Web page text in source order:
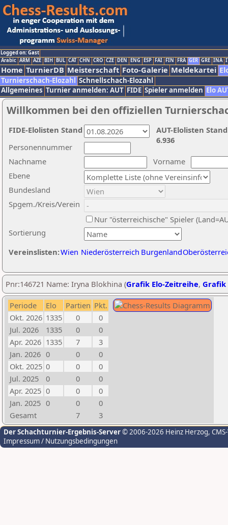
Logged on: Gast
Arabic ARM AZE BIH BUL CAT CHN CRO CZE DEN ENG ESP FAI FIN FRA GER GRE INA
Home TurnierDB Meisterschaft Foto-Galerie Meldekartei
Turnierschach-Elozahl Schnellschach-Elozahl
Allgemeines Turnier anmelden: AUT FIDE Spieler anmelden Elo
Willkommen bei den offiziellen
Nachname
Vorname
Ebene
Sortierung
Personennummer
Bundesland
Spgem./Kreis/Verein
Nur "österreichische" Spieler
Vereinslisten:Wien Niederösterreich Burgenland
AUT-Elolisten
6.936
FIDE-Elolisten Stand
Pnr:146721 Name: Iryna Blokhina (Grafik Elo-Zeitreihe, Grafik
Periode Elo Partien Pkt.
Okt. 2026 1335 0
0
Jul. 2026
1335 0
0
Apr. 2026 1335 7
3
Jan. 2026 0 0
0
Okt. 2025 0 0
0
Jul. 2025
0 0
0
Apr. 2025 0 0
0
Jan. 2025 0 0
0
Gesamt
7 3
Der Schachturnier-Ergebnis-Server© 2006-2026 Heinz Herzog,
Impressum / Nutzungsbedingungen